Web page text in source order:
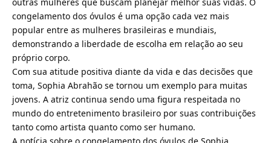
congelamento dos óvulos é uma opção cada vez mais
popular entre as mulheres brasileiras e mundiais,
demonstrando a liberdade de escolha em relação ao seu
próprio corpo.
Com sua atitude positiva diante da vida e das decisões que
toma, Sophia Abrahão se tornou um exemplo para muitas
jovens. A atriz continua sendo uma figura respeitada no
mundo do entretenimento brasileiro por suas contribuições
tanto como artista quanto como ser humano.
A notícia sobre o congelamento dos óvulos de Sophia